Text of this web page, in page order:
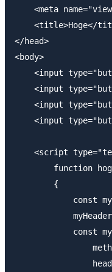
<meta
<title>Hoge</
</head>
<body>
<input
<input
<input
<input
<script
function
        {
const
const